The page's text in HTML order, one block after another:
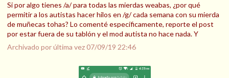
Si por algo tienes /a/ para todas las mierdas weabas, ¿por qué
permitir a los autistas hacer hilos en /g/ cada semana con su mierda
de muñecas tohas? Lo comenté específicamente, reporte el post
por estar fuera de su tablón y el mod autista no hace nada. Y
Archivado por última vez07/09/19 22:46